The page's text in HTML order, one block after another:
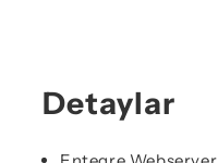
Detaylar